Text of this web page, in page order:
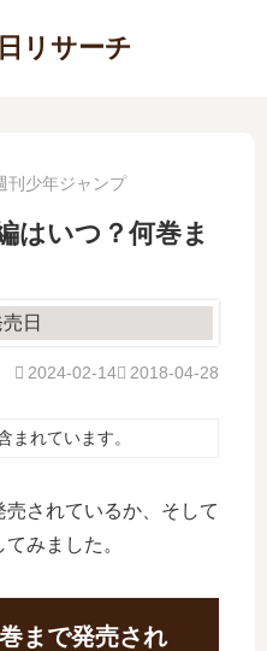
リサーチ
刊少年ジャンプ
はいつ？何巻ま
2018-04-28
2024-02-14
まれています。
されているか、そして
みました。
まで発売され